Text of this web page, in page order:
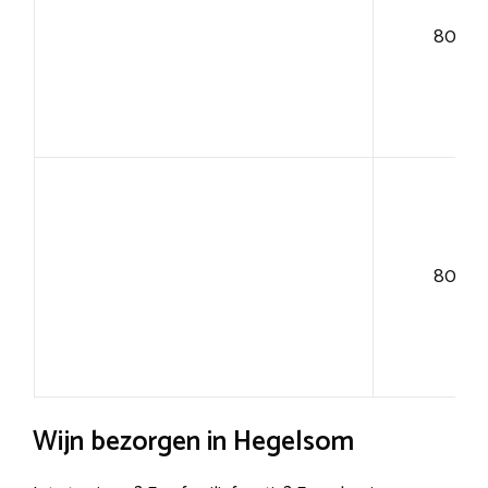
80+
80+
Wijn bezorgen in Hegelsom